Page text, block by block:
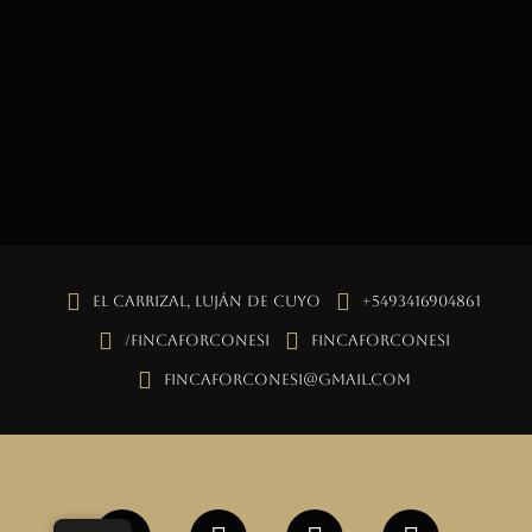
El Carrizal, Luján de Cuyo +5493416904861
/fincaforconesi fincaforconesi
fincaforconesi@gmail.com